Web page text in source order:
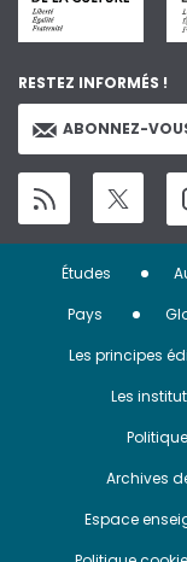
RESTEZ INFORMÉS !
ABONNEZ-
Menu
Pied
page
Études
Pays
Les principes
Les
Archives
Espace